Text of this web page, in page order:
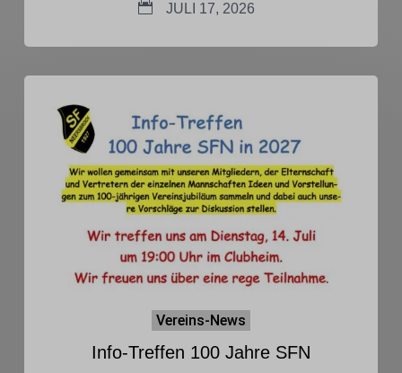
JULI 17, 2026
Vereins-News
Info-Treffen 100 Jahre SFN